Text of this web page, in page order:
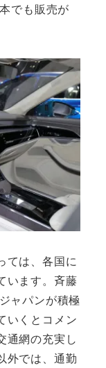
でも販売が
ては、各国に
います。斉藤
ャパンが積極
いくとコメン
通網の充実し
外では、通勤